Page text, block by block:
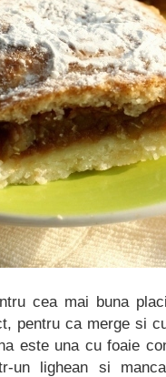
cea mai buna
pentru ca merge si
este una cu foaie
un lighean si